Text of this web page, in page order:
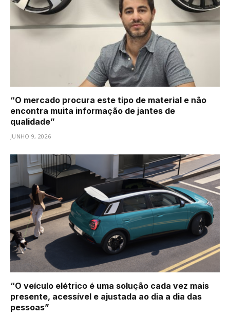
“O mercado procura este tipo de material e não
encontra muita informação de jantes de
qualidade”
JUNHO 9, 2026
“O veículo elétrico é uma solução cada vez mais
presente, acessível e ajustada ao dia a dia das
pessoas”